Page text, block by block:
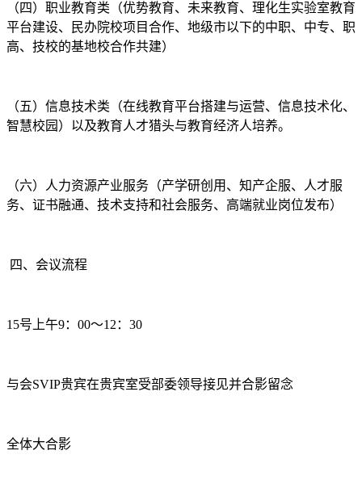
（四）职业教育类（优势教育、未来教育、理化生实验室教育
平台建设、民办院校项目合作、地级市以下的中职、中专、职
高、技校的基地校合作共建）
（五）信息技术类（在线教育平台搭建与运营、信息技术化、
智慧校园）以及教育人才猎头与教育经济人培养。
（六）人力资源产业服务（产学研创用、知产企服、人才服
务、证书融通、技术支持和社会服务、高端就业岗位发布）
四、会议流程
15号上午9：00～12：30
与会SVIP贵宾在贵宾室受部委领导接见并合影留念
全体大合影